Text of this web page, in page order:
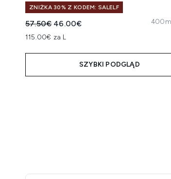
ZNIŻKA 30% Z KODEM: SALELF
Sugerowana cena detaliczna:
57.50€ Aktualna cena:
46.00€
115.00€ za L
SZYBKI PODGLĄD